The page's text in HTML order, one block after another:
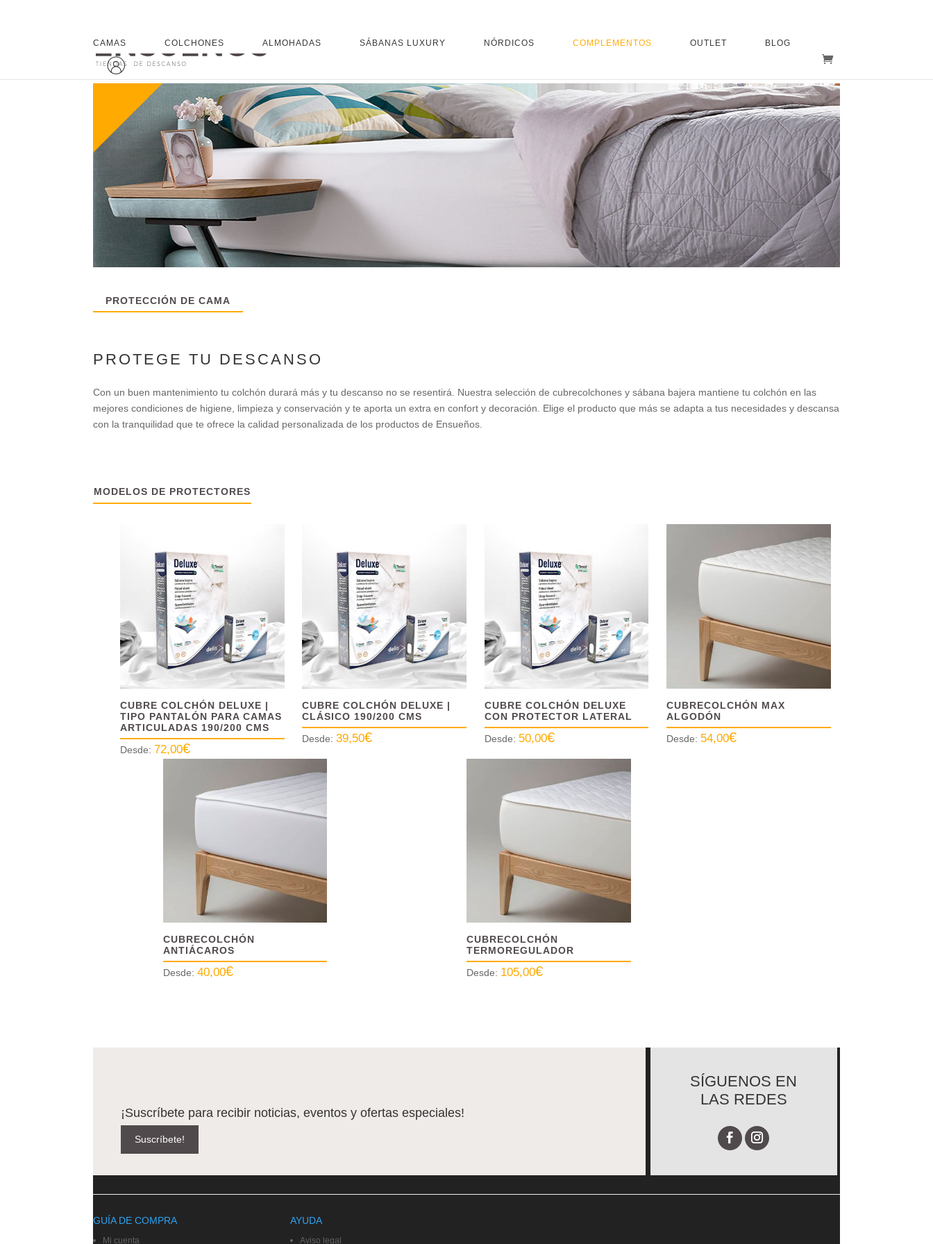
CAMAS COLCHONES ALMOHADAS SÁBANAS LUXURY NÓRDICOS COMPLEMENTOS OUTLET BLOG
PROTECCIÓN DE CAMA
PROTEGE TU DESCANSO
Con un buen mantenimiento tu colchón durará más y tu descanso no se resentirá. Nuestra selección de cubrecolchones y sábana bajera mantiene tu colchón en las
mejores condiciones de higiene, limpieza y conservación y te aporta un extra en confort y decoración. Elige el producto que más se adapta a tus necesidades y descansa
con la tranquilidad que te ofrece la calidad personalizada de los productos de Ensueños.
MODELOS DE PROTECTORES
CUBRE COLCHÓN DELUXE |
TIPO PANTALÓN PARA CAMAS
ARTICULADAS 190/200 CMS
Desde: 72,00€
CUBRE COLCHÓN DELUXE |
CLÁSICO 190/200 CMS
Desde:39,50€
CUBRE COLCHÓN DELUXE
CON PROTECTOR LATERAL
Desde: 50,00€
CUBRECOLCHÓN MAX
ALGODÓN
Desde: 54,00€
CUBRECOLCHÓN
ANTIÁCAROS
Desde: 40,00€
CUBRECOLCHÓN
TERMOREGULADOR
Desde: 105,00€
¡Suscríbete para recibir noticias, eventos y ofertas especiales!
Suscríbete!
SÍGUENOS EN
LAS REDES
GUÍA DE COMPRA
Mi cuenta
AYUDA
Aviso legal